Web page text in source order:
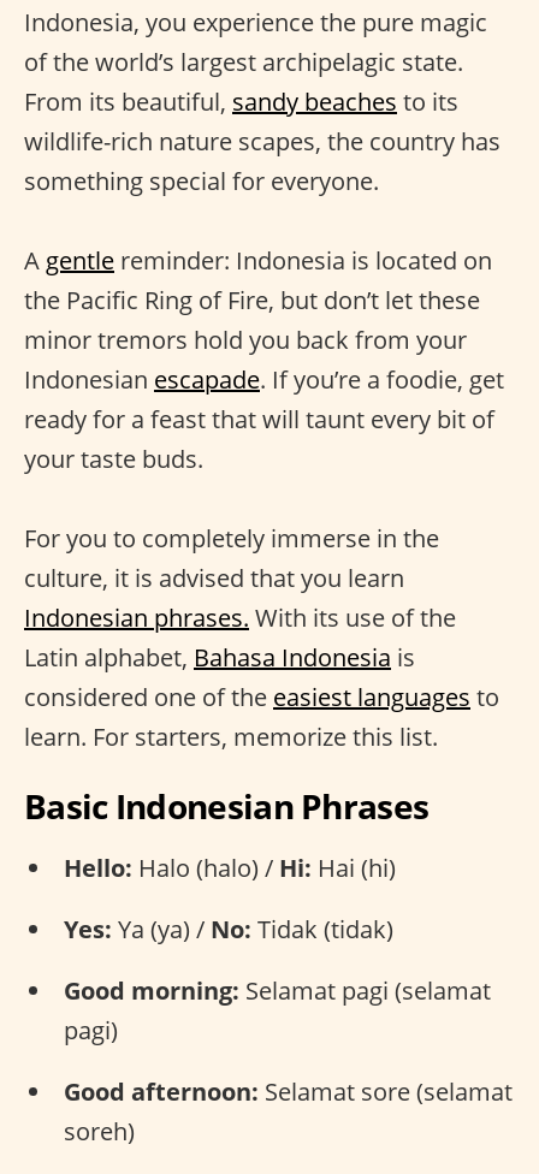
Indonesia, you experience the pure magic
of the world’s largest archipelagic state.
From its beautiful, sandy beaches to its
wildlife-rich nature scapes, the country has
something special for everyone.
A gentle reminder: Indonesia is located on
the Pacific Ring of Fire, but don’t let these
minor tremors hold you back from your
Indonesian escapade. If you’re a foodie, get
ready for a feast that will taunt every bit of
your taste buds.
For you to completely immerse in the
culture, it is advised that you learn
Indonesian phrases. With its use of the
Latin alphabet, Bahasa Indonesia is
considered one of the easiest languages to
learn. For starters, memorize this list.
Basic Indonesian Phrases
Hello: Halo (halo) / Hi: Hai (hi)
Yes: Ya (ya) / No: Tidak (tidak)
Good morning: Selamat pagi (selamat
pagi)
Good afternoon: Selamat sore (selamat
soreh)